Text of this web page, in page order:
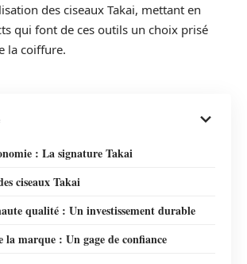
des ciseaux Takai, mettant en
qui font de ces outils un choix prisé
la coiffure.
: La signature Takai
ciseaux Takai
qualité : Un investissement durable
la marque : Un gage de confiance